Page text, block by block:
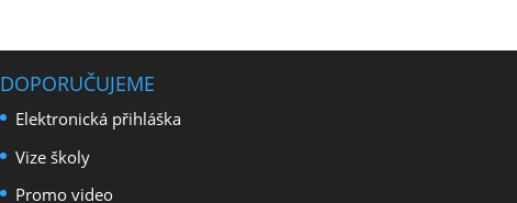
DOPORUČUJEME
Elektronická přihláška
Vize školy
Promo video